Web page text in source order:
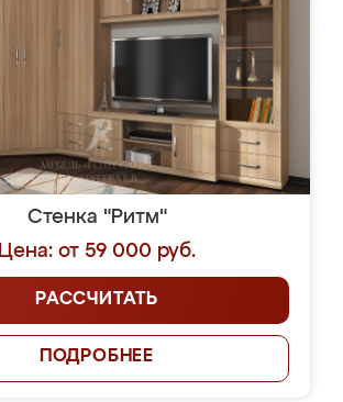
Стенка "Ритм"
Цена: от 59 000 руб.
РАССЧИТАТЬ
ПОДРОБНЕЕ